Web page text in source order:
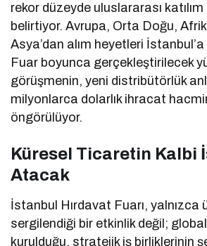
rekor düzeyde uluslararası
belirtiyor. Avrupa, Orta Doğu,
Asya’dan alım heyetleri İstanbul’a
Fuar boyunca gerçekleştirilecek
görüşmenin, yeni distribütörlük
milyonlarca dolarlık ihracat
öngörülüyor.
Küresel Ticaretin Kalbi
Atacak
İstanbul Hırdavat Fuarı, yalnızca
sergilendiği bir etkinlik değil; global
kurulduğu, stratejik iş birliklerinin